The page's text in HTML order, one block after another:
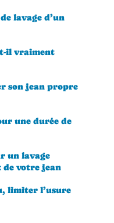
lavage d’un
il vraiment
son jean propre
une durée de
un lavage
de votre jean
limiter l’usure